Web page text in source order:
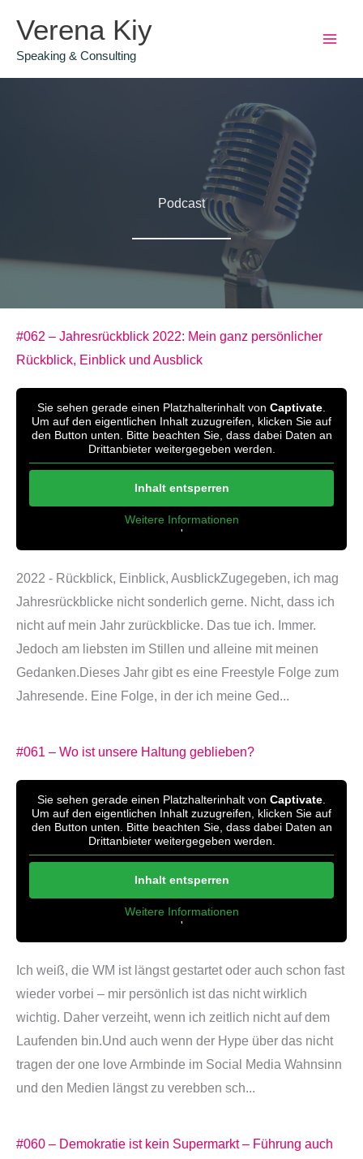
Inhalt
springen
Verena Kiy
Speaking & Consulting
Podcast
#062 – Jahresrückblick 2022: Mein ganz persönlicher
Rückblick, Einblick und Ausblick
Sie sehen gerade einen Platzhalterinhalt von Captivate
Um auf den eigentlichen Inhalt zuzugreifen, klicken Sie auf
den Button unten. Bitte beachten Sie, dass dabei Daten an
Drittanbieter weitergegeben werden.
Inhalt entsperren
Weitere Informationen
'
2022 - Rückblick, Einblick, AusblickZugegeben, ich mag
Jahresrückblicke nicht sonderlich gerne. Nicht, dass ich
nicht auf mein Jahr zurückblicke. Das tue ich. Immer.
Jedoch am liebsten im Stillen und alleine mit meinen
Gedanken.Dieses Jahr gibt es eine Freestyle Folge zum
Jahresende. Eine Folge, in der ich meine Ged...
#061 – Wo ist unsere Haltung geblieben?
Sie sehen gerade einen Platzhalterinhalt von Captivate
Um auf den eigentlichen Inhalt zuzugreifen, klicken Sie auf
den Button unten. Bitte beachten Sie, dass dabei Daten an
Drittanbieter weitergegeben werden.
Inhalt entsperren
Weitere Informationen
'
Ich weiß, die WM ist längst gestartet oder auch schon fast
wieder vorbei – mir persönlich ist das nicht wirklich
wichtig. Daher verzeiht, wenn ich zeitlich nicht auf dem
Laufenden bin.Und auch wenn der Hype über das nicht
tragen der one love Armbinde im Social Media Wahnsinn
und den Medien längst zu verebben sch...
#060 – Demokratie ist kein Supermarkt – Führung auch